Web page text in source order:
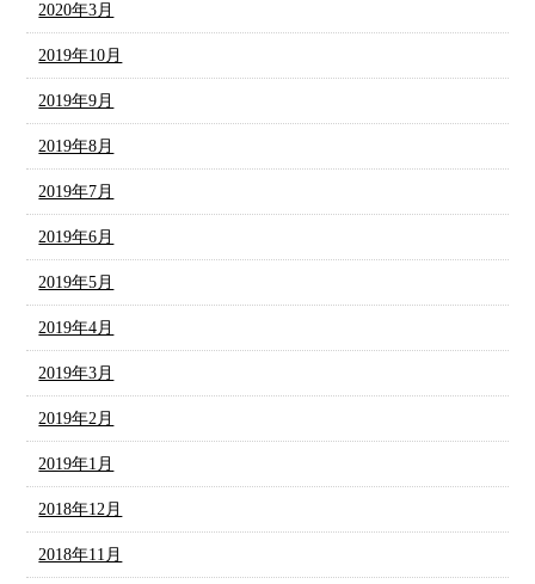
2020年3月
2019年10月
2019年9月
2019年8月
2019年7月
2019年6月
2019年5月
2019年4月
2019年3月
2019年2月
2019年1月
2018年12月
2018年11月